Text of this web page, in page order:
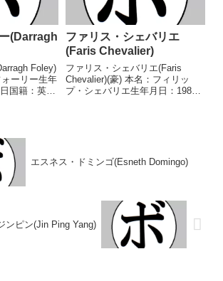
(Darragh
Foley)
ーリー生年
国籍：英戦
ール...
ファリス・シェバリエ
(Faris Chevalier)
ファリス・シェバリエ(Faris
Chevalier)(豪) 本名：フィリッ
プ・シェバリエ生年月日：1986
エスネス・ドミンゴ(Esneth Domingo)
ンピン(Jin Ping Yang)